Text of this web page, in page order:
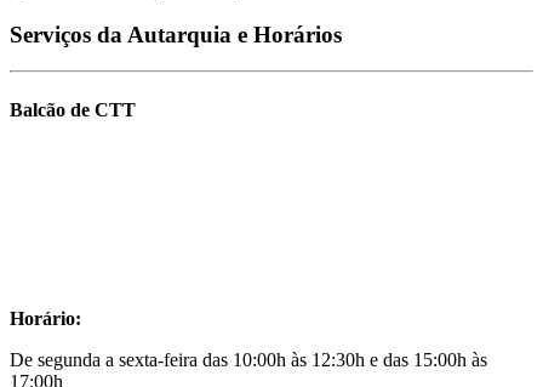
Serviços da Autarquia e Horários
Balcão de CTT
Horário:
De segunda a sexta-feira das 10:00h às 12:30h e das 15:00h às
17:00h